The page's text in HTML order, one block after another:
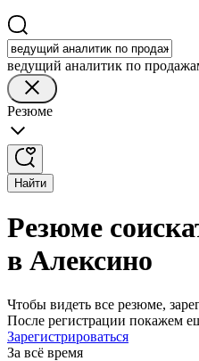
ведущий аналитик по
Резюме
Найти
Резюме
в Алексино
Чтобы видеть все резюме,
После регистрации покажем
Зарегистрироваться
За всё время